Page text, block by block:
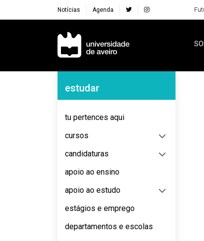
Notícias Agenda
Navegação Principal
Navegação Lateral
estudar
tu pertences aqui
cursos
candidaturas
apoio ao ensino
apoio ao estudo
estágios e emprego
departamentos e escolas